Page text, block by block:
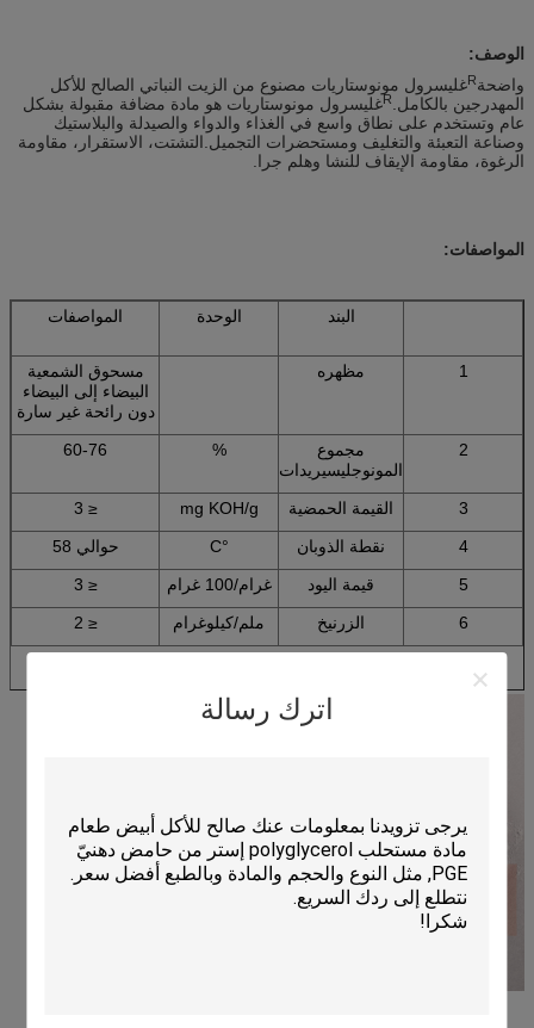
اترك رسالة
الوصف:
واضحةRغليسرول مونوستاريات مصنوع من الزيت النباتي الصالح للأكل
المهدرجين بالكامل. Rغليسرول مونوستاريات هو مادة مضافة مقبولة بشكل
عام وتستخدم على نطاق واسع في الغذاء والدواء والصيدلة والبلاستيك
وصناعة التعبئة والتغليف ومستحضرات التجميل.التشتت، الاستقرار، مقاومة
الرغوة، مقاومة الإيقاف للنشا وهلم جرا.
المواصفات:
البند الوحدة المواصفات
1 مظهره
مسحوق الشمعية
البيضاء إلى البيضاء
دون رائحة غير سارة
2
مجموع
المونوجليسيريدات
%
60-76
3 القيمة الحمضية mg KOH/g
≤ 3
4
نقطة الذوبان °C
حوالي 58
5
قيمة اليود غرام/100 غرام
≤ 3
6
الزرنيخ ملم/كيلوغرام ≤ 2